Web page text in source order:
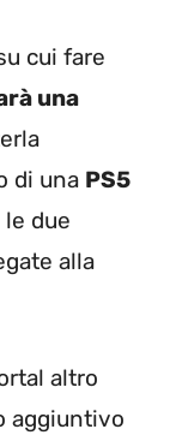
cui fare
una
di una PS5
le due
alla
altro
aggiuntivo